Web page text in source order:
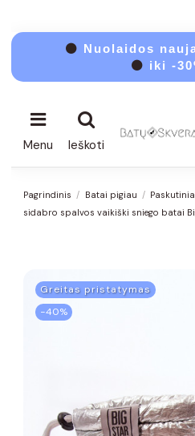
⚫ Nuolaidos
⚫ iki -
Menu Ieškoti
Pagrindinis Batai pigiau
sidabro spalvos vaikiški sniego batai
Greitas pristatymas
−40%